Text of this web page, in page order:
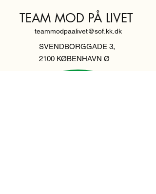
TEAM MOD PÅ LIVET
teammodpaalivet@sof.kk.dk
SVENDBORGGADE 3,
2100 KØBENHAVN Ø